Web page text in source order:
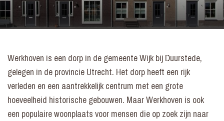
Werkhoven is een dorp in de gemeente Wijk bij Duurstede,
gelegen in de provincie Utrecht. Het dorp heeft een rijk
verleden en een aantrekkelijk centrum met een grote
hoeveelheid historische gebouwen. Maar Werkhoven is ook
een populaire woonplaats voor mensen die op zoek zijn naar